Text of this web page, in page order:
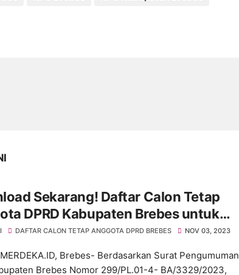
Sekarang! Daftar Calon Tetap
DPRD Kabupaten Brebes untuk
2024
DAFTAR CALON TETAP ANGGOTA DPRD BREBES NOV 03, 2023
Brebes- Berdasarkan Surat Pengumuman
Brebes Nomor 299/PL.01-4- BA/3329/2023,